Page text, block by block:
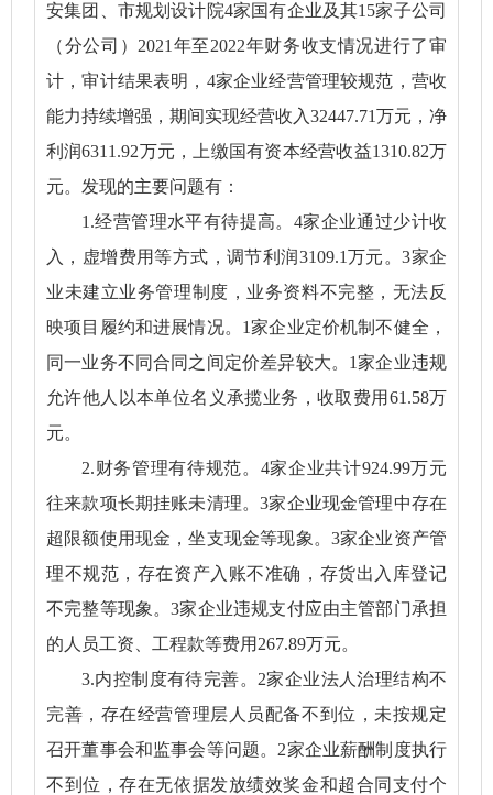
安集团、市规划设计院4家国有企业及其15家子公司
（分公司）2021年至2022年财务收支情况进行了审
计，审计结果表明，4家企业经营管理较规范，营收
能力持续增强，期间实现经营收入32447.71万元，净
利润6311.92万元，上缴国有资本经营收益1310.82万
元。发现的主要问题有：
1.经营管理水平有待提高。4家企业通过少计收
入，虚增费用等方式，调节利润3109.1万元。3家企
业未建立业务管理制度，业务资料不完整，无法反
映项目履约和进展情况。1家企业定价机制不健全，
同一业务不同合同之间定价差异较大。1家企业违规
允许他人以本单位名义承揽业务，收取费用61.58万
元。
2.财务管理有待规范。4家企业共计924.99万元
往来款项长期挂账未清理。3家企业现金管理中存在
超限额使用现金，坐支现金等现象。3家企业资产管
理不规范，存在资产入账不准确，存货出入库登记
不完整等现象。3家企业违规支付应由主管部门承担
的人员工资、工程款等费用267.89万元。
3.内控制度有待完善。2家企业法人治理结构不
完善，存在经营管理层人员配备不到位，未按规定
召开董事会和监事会等问题。2家企业薪酬制度执行
不到位，存在无依据发放绩效奖金和超合同支付个